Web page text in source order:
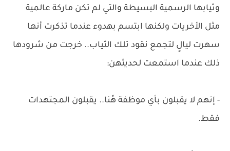
وثيابها الرسمية البسيطة والتي لم تكن ماركة عالمية
مثل الأخريات ولكنها ابتسم بهدوء عندما تذكرت أنها
سهرت ليالٍ لتجمع نقود تلك الثياب.. خرجت من شرودها
ذلك عندما استمعت لحديثهن:
- إنهم لا يقبلون بأي موظفة هًنا.. يقبلون المجتهدات
فقط.